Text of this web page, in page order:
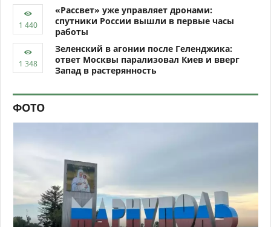
«Рассвет» уже управляет дронами:
спутники России вышли в первые часы
работы
Зеленский в агонии после Геленджика:
ответ Москвы парализовал Киев и вверг
Запад в растерянность
ФОТО